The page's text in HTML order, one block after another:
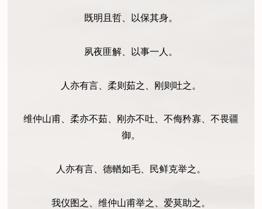
既明且哲、以保其身。
夙夜匪解、以事一人。
人亦有言、柔则茹之、刚则吐之。
维仲山甫、柔亦不茹、刚亦不吐、不侮矜寡、不畏疆
御。
人亦有言、德輶如毛、民鲜克举之。
我仪图之、维仲山甫举之、爱莫助之。